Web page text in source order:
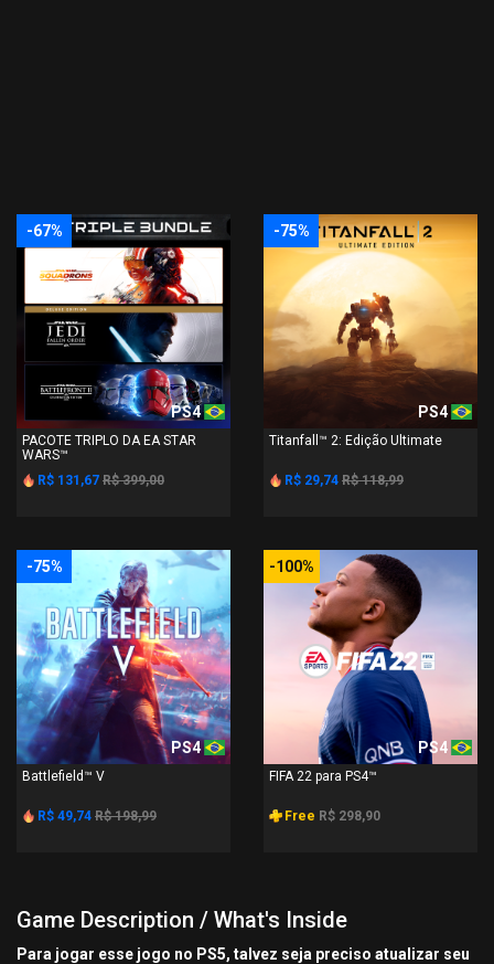
-67%
PS4
PACOTE TRIPLO DA EA STAR
WARS™
R$ 131,67 R$ 399,00
-75%
PS4
Titanfall™ 2: Edição Ultimate
R$ 29,74 R$ 118,99
-75%
PS4
Battlefield™ V
R$ 49,74 R$ 198,99
-100%
PS4
FIFA 22 para PS4™
Free R$ 298,90
Game Description / What's Inside
Para jogar esse jogo no PS5, talvez seja preciso atualizar seu